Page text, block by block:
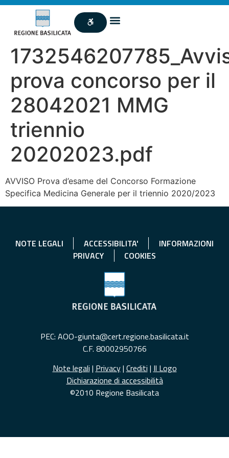
prova concorso per il
28042021 MMG
triennio
20202023.pdf
AVVISO Prova d’esame del Concorso Formazione
Specifica Medicina Generale per il triennio 2020/2023
NOTE LEGALI ACCESSIBILITA'
INFORMAZIONI
PRIVACY
COOKIES
PEC: AOO-giunta@cert.regione.basilicata.it
C.F. 80002950766
Note legali | Privacy| Crediti | Il Logo
Dichiarazione di accessibilità
©2010 Regione Basilicata